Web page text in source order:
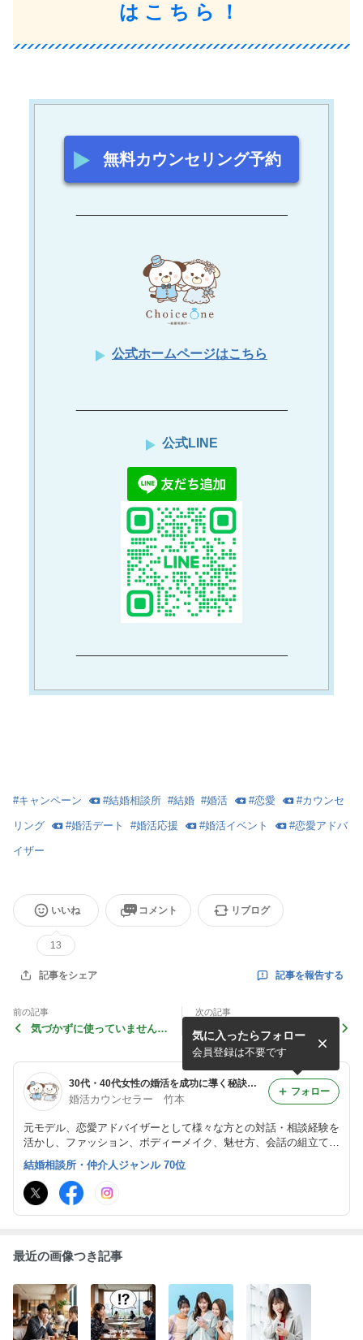
はこちら！
無料カウンセリング予約
公式ホームページはこちら
公式LINE
#キャンペーン #結婚相談所 #結婚 #婚活 #恋愛 #カウンセ
リング #婚活デート #婚活応援 #婚活イベント #恋愛アドバ
イザー
いいね
13
コメント リブログ
記事をシェア 記事を報告する
前の記事
気づかずに使っていません
次の記事
【更にカッコよく！我が家で
お手入れ♪】プロフィール写
真を撮影させていただきまし
た！
30代・40代女性の婚活を成功に導く秘訣｜Choice One結婚相談所
婚活カウンセラー 竹本
元モデル、恋愛アドバイザーとして様々な方との対話・相談経験を
活かし、ファッション、ボディーメイク、魅せ方、会話の組立てな
どをフォローいたします。
気に入ったらフォロー
会員登録は不要です
フォロー
結婚相談所・仲介人ジャンル 70位
最近の画像つき記事